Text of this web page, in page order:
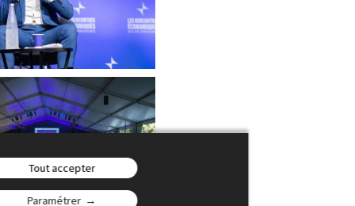
Tout accepter
Paramétrer